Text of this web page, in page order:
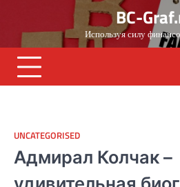
content
BC-
Используя силу
UNCATEGORISED
Адмирал Колчак –